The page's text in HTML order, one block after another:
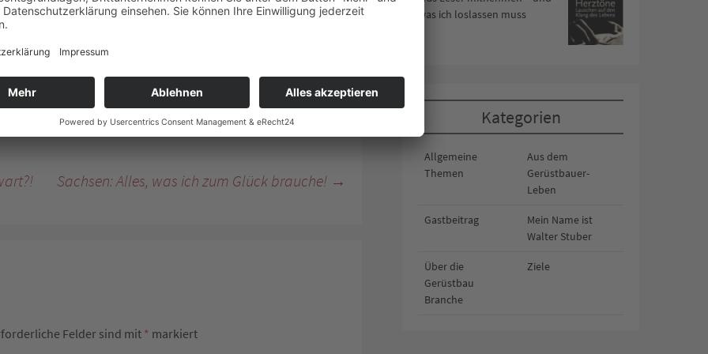
kann. Auch eine gute, werthaltige Geschäftsempfehlung,
Nachbarn gebe, zahlt letztlich auf meine Marke ein.
Katrin Fay
Sachsen: Alles, was ich zum Glück brauche! →
Felder sind mit * markiert
was ich loslassen muss
Kategorien
Allgemeine
Themen
Aus dem
Gerüstbauer-
Leben
Gastbeitrag
Mein Name ist
Walter Stuber
Über die
Gerüstbau
Branche
Ziele